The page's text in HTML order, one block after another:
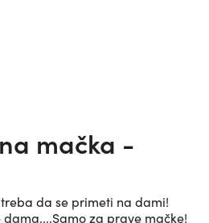
mačka -
da se primeti na dami!
za prave mačke!